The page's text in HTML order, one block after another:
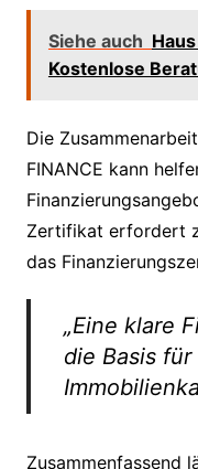
Siehe auch
Kostenlose
Die
FINANCE kann
Zertifikat erfordert
das
„Eine klare
die Basis
Zusammenfassend